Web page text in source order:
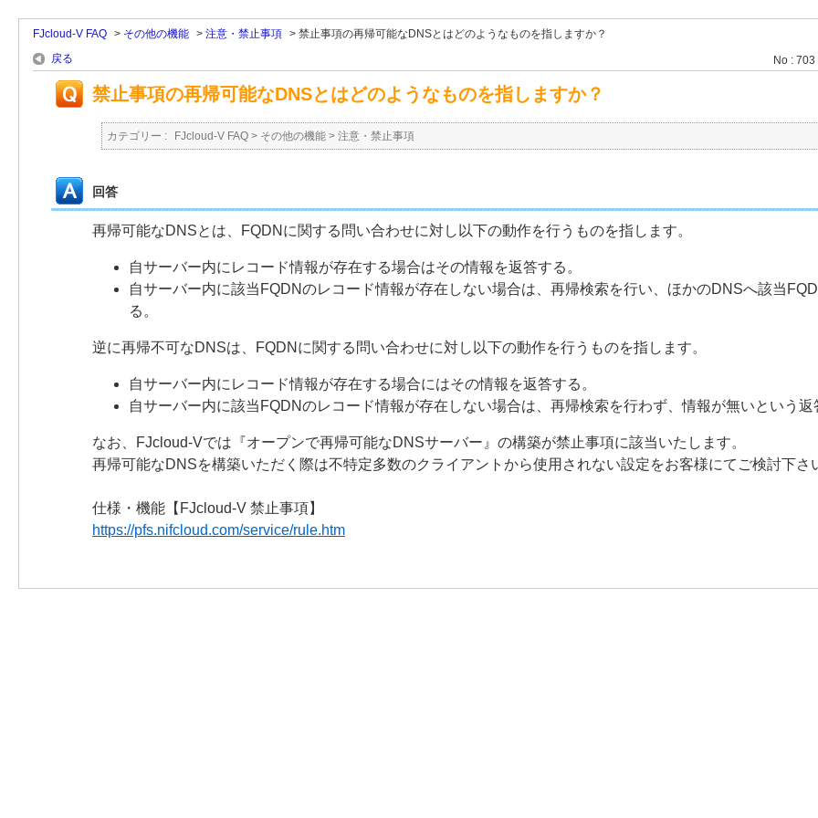
FJcloud-V FAQ > その他の機能 > 注意・禁止事項 > 禁止事項の再帰可能なDNSとはどのようなものを指しますか？
戻る
No : 703
禁止事項の再帰可能なDNSとはどのようなものを指しますか？
カテゴリー : FJcloud-V FAQ > その他の機能 > 注意・禁止事項
回答
再帰可能なDNSとは、FQDNに関する問い合わせに対し以下の動作を行うものを指します。
自サーバー内にレコード情報が存在する場合はその情報を返答する。
自サーバー内に該当FQDNのレコード情報が存在しない場合は、再帰検索を行い、ほかのDNSへ該当
る。
逆に再帰不可なDNSは、FQDNに関する問い合わせに対し以下の動作を行うものを指します。
自サーバー内にレコード情報が存在する場合にはその情報を返答する。
自サーバー内に該当FQDNのレコード情報が存在しない場合は、再帰検索を行わず、情報が無いという返
なお、FJcloud-Vでは『オープンで再帰可能なDNSサーバー』の構築が禁止事項に該当いたします。
再帰可能なDNSを構築いただく際は不特定多数のクライアントから使用されない設定をお客様にてご検討下さ
仕様・機能【FJcloud-V 禁止事項】
https://pfs.nifcloud.com/service/rule.htm